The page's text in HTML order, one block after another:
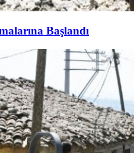
Başlandı